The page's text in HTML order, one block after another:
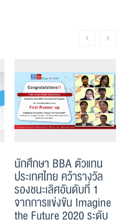
นักศึกษา BBA ตัวแทน
ประเทศไทย คว้ารางวัล
รองชนะเลิศอันดับที่ 1
จากการแข่งขัน Imagine
the Future 2020 ระดับ